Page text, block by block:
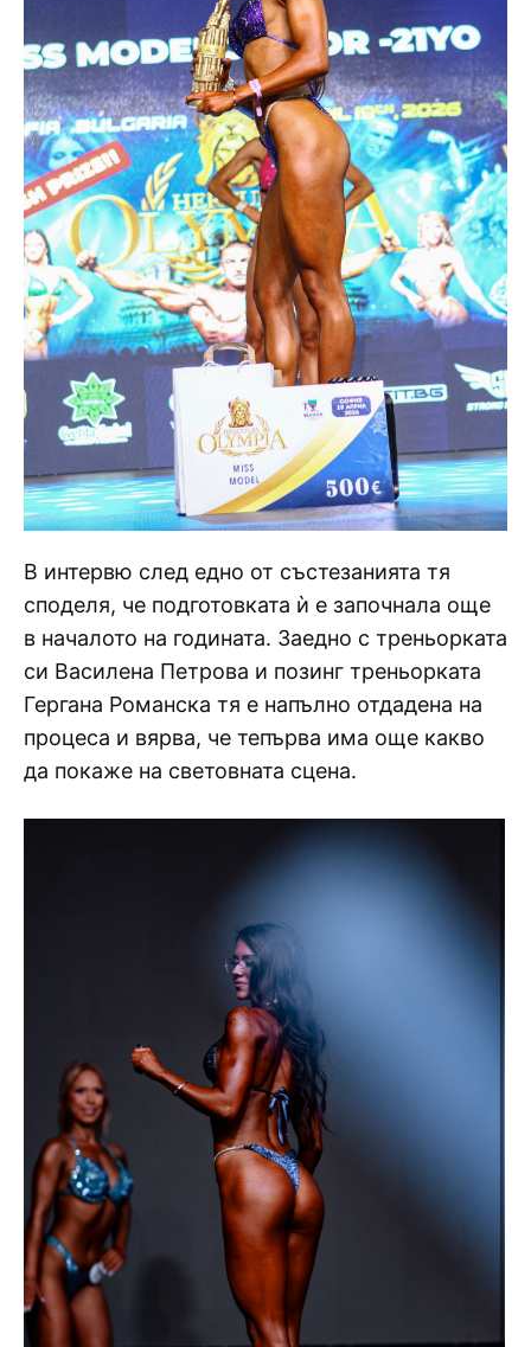
В интервю след едно от състезанията тя
споделя, че подготовката ѝ е започнала още
в началото на годината. Заедно с треньорката
си Василена Петрова и позинг треньорката
Гергана Романска тя е напълно отдадена на
процеса и вярва, че тепърва има още какво
да покаже на световната сцена.